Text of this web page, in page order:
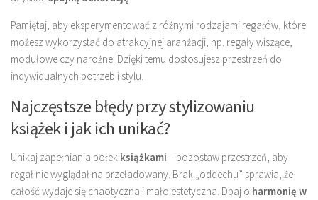
Pamiętaj, aby eksperymentować z różnymi rodzajami regałów, które
możesz wykorzystać do atrakcyjnej aranżacji, np. regały wiszące,
modułowe czy narożne. Dzięki temu dostosujesz przestrzeń do
indywidualnych potrzeb i stylu.
Najczęstsze błędy przy stylizowaniu
książek i jak ich unikać?
Unikaj zapełniania półek książkami – pozostaw przestrzeń, aby
regał nie wyglądał na przeładowany. Brak „oddechu” sprawia, że
całość wydaje się chaotyczna i mało estetyczna. Dbaj o harmonię w